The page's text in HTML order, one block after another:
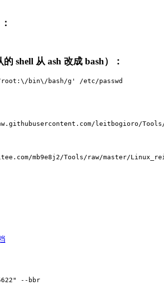
shell 从 ash 改成 bash）：
bin\/bash/g' /etc/passwd
leitbogioro/
mb9e8j2/Tools/raw/master/
--bbr